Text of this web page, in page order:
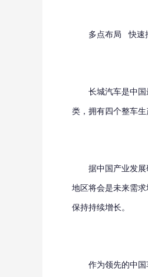
多点布局 快速推
长城汽车是中国最
类，拥有四个整车
据中国产业发展研
地区将会是未来需
保持持续增长。
作为领先的中国车